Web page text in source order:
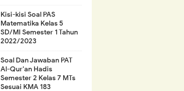
Kisi-kisi Soal PAS
Matematika Kelas 5
SD/MI Semester 1 Tahun
2022/2023
Soal Dan Jawaban PAT
Al-Qur'an Hadis
Semester 2 Kelas 7 MTs
Sesuai KMA 183